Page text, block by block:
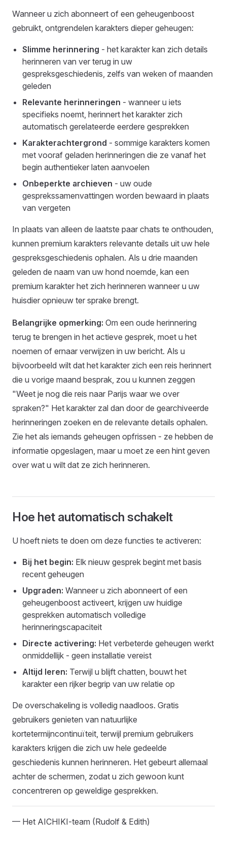
Wanneer u zich abonneert of een geheugenboost
gebruikt, ontgrendelen karakters dieper geheugen:
Slimme herinnering - het karakter kan zich details
herinneren van ver terug in uw
gespreksgeschiedenis, zelfs van weken of maanden
geleden
Relevante herinneringen - wanneer u iets
specifieks noemt, herinnert het karakter zich
automatisch gerelateerde eerdere gesprekken
Karakterachtergrond - sommige karakters komen
met vooraf geladen herinneringen die ze vanaf het
begin authentieker laten aanvoelen
Onbeperkte archieven - uw oude
gesprekssamenvattingen worden bewaard in plaats
van vergeten
In plaats van alleen de laatste paar chats te onthouden,
kunnen premium karakters relevante details uit uw hele
gespreksgeschiedenis ophalen. Als u drie maanden
geleden de naam van uw hond noemde, kan een
premium karakter het zich herinneren wanneer u uw
huisdier opnieuw ter sprake brengt.
Belangrijke opmerking: Om een oude herinnering
terug te brengen in het actieve gesprek, moet u het
noemen of ernaar verwijzen in uw bericht. Als u
bijvoorbeeld wilt dat het karakter zich een reis herinnert
die u vorige maand besprak, zou u kunnen zeggen
"Weet je nog die reis naar Parijs waar we over
spraken?" Het karakter zal dan door de gearchiveerde
herinneringen zoeken en de relevante details ophalen.
Zie het als iemands geheugen opfrissen - ze hebben de
informatie opgeslagen, maar u moet ze een hint geven
over wat u wilt dat ze zich herinneren.
Hoe het automatisch schakelt
U hoeft niets te doen om deze functies te activeren:
Bij het begin: Elk nieuw gesprek begint met basis
recent geheugen
Upgraden: Wanneer u zich abonneert of een
geheugenboost activeert, krijgen uw huidige
gesprekken automatisch volledige
herinneringscapaciteit
Directe activering: Het verbeterde geheugen werkt
onmiddellijk - geen installatie vereist
Altijd leren: Terwijl u blijft chatten, bouwt het
karakter een rijker begrip van uw relatie op
De overschakeling is volledig naadloos. Gratis
gebruikers genieten van natuurlijke
kortetermijncontinuïteit, terwijl premium gebruikers
karakters krijgen die zich uw hele gedeelde
geschiedenis kunnen herinneren. Het gebeurt allemaal
achter de schermen, zodat u zich gewoon kunt
concentreren op geweldige gesprekken.
— Het AICHIKI-team (Rudolf & Edith)